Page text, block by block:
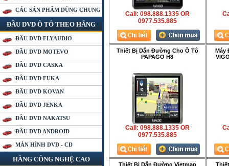
CÁC SẢN PHẨM DÙNG CHUNG
ĐẦU DVD Ô TÔ THEO HÃNG
ĐẦU DVD FLYAUDIO
ĐẦU DVD MOTEVO
ĐẦU DVD CASKA
ĐẦU DVD FUKA
ĐẦU DVD KOVAN
ĐẦU DVD JENKA
ĐẦU DVD NAKATSU
ĐẦU DVD ANDROID
MÀN HÌNH DVD - CD
HÀNG CÔNG NGHỆ CAO
Call: 098.888.1335 OR
0977.535.885
Thiết Bị Dẫn Đường Cho Ô Tô
PAPAGO H8
Call: 098.888.1335 OR
0977.535.885
Máy
Thiết Bị Dẫn Đường Vietmap